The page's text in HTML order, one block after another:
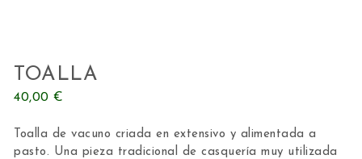
TOALLA
40,00€
Toalla de vacuno criada en extensivo y alimentada a
pasto. Una pieza tradicional de casquería muy utilizada